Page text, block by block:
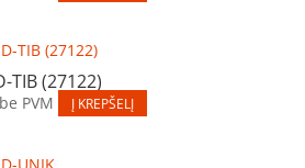
TIB (27122)
PVM Į KREPŠELĮ